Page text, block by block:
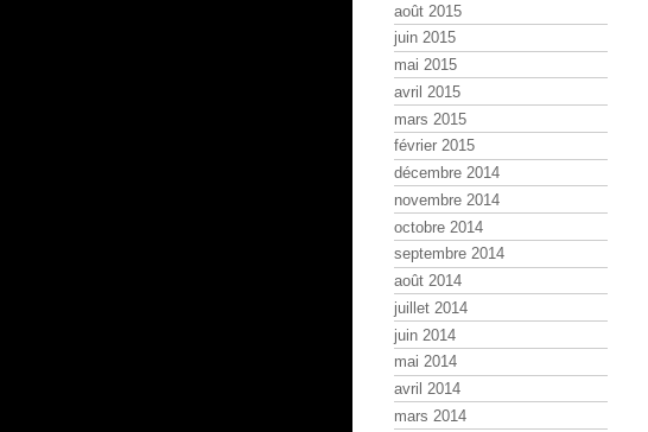
août 2015
juin 2015
mai 2015
avril 2015
mars 2015
février 2015
décembre 2014
novembre 2014
octobre 2014
septembre 2014
août 2014
juillet 2014
juin 2014
mai 2014
avril 2014
mars 2014